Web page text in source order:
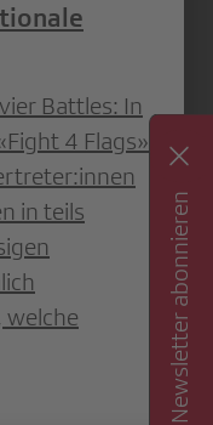
Battles: In
4 Flags»
in teils
welche
Newsletter abonnieren